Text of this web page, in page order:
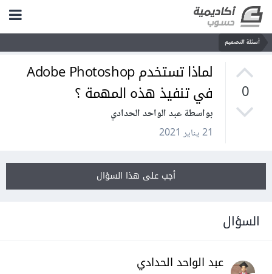
أسئلة التصميم
0
لماذا تستخدم Adobe Photoshop
في تنفيذ هذه المهمة ؟
بواسطة عبد الواحد الحدادي
21 يناير 2021
أجب على هذا السؤال
السؤال
عبد الواحد الحدادي